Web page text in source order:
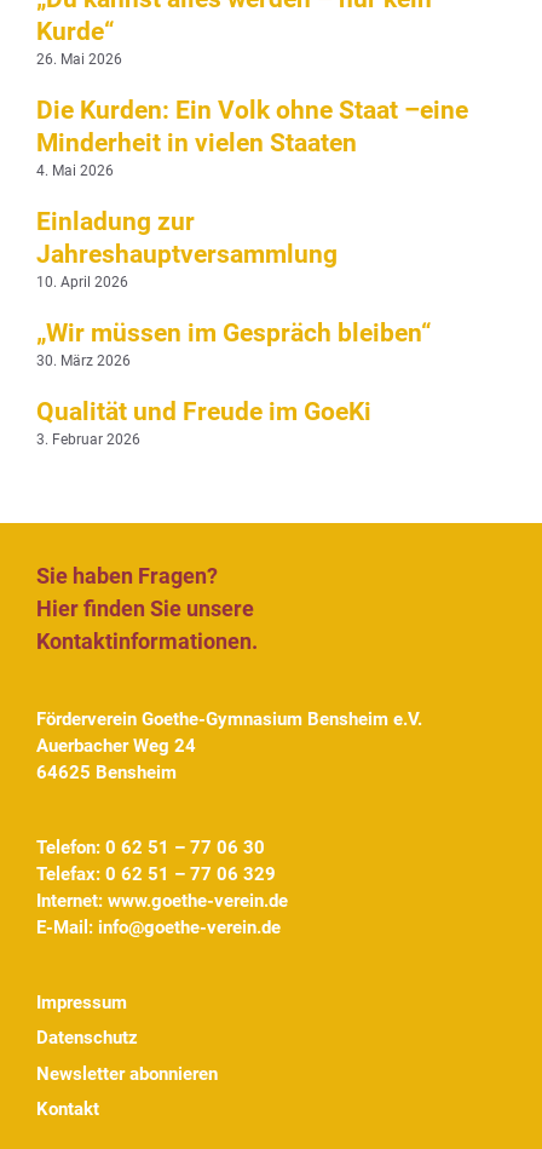
Kurde“
26. Mai 2026
Die Kurden: Ein Volk ohne Staat –eine
Minderheit in vielen Staaten
4. Mai 2026
Einladung zur
Jahreshauptversammlung
10. April 2026
„Wir müssen im Gespräch bleiben“
30. März 2026
Qualität und Freude im GoeKi
3. Februar 2026
Sie haben Fragen?
Hier finden Sie unsere
Kontaktinformationen.
Förderverein Goethe-Gymnasium Bensheim e.V.
Auerbacher Weg 24
64625 Bensheim
Telefon: 0 62 51 – 77 06 30
Telefax: 0 62 51 – 77 06 329
Internet: www.goethe-verein.de
E-Mail: info@goethe-verein.de
Impressum
Datenschutz
Newsletter abonnieren
Kontakt